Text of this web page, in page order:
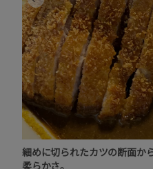
細めに切られたカツの断面か
柔らかさ。